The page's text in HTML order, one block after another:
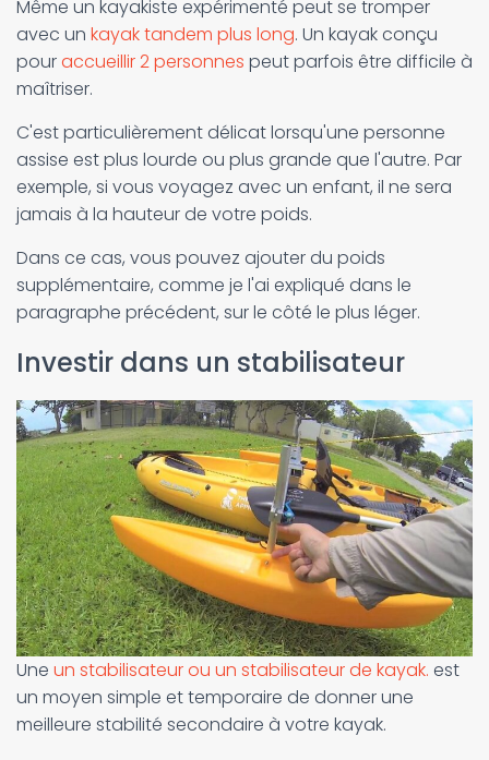
Même un kayakiste expérimenté peut se tromper
avec un kayak tandem plus long. Un kayak conçu
pouraccueillir 2 personnes peut parfois être difficile à
maîtriser.
C'est particulièrement délicat lorsqu'une personne
assise est plus lourde ou plus grande que l'autre. Par
exemple, si vous voyagez avec un enfant, il ne sera
jamais à la hauteur de votre poids.
Dans ce cas, vous pouvez ajouter du poids
supplémentaire, comme je l'ai expliqué dans le
paragraphe précédent, sur le côté le plus léger.
Investir dans un stabilisateur
Une un stabilisateur ou un stabilisateur de kayak. est
un moyen simple et temporaire de donner une
meilleure stabilité secondaire à votre kayak.